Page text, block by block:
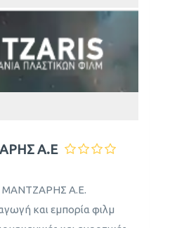
Α.Ε
ΜΑΝΤΖΑΡΗΣ Α.Ε.
και εμπορία φιλμ